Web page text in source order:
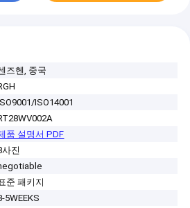
즈헨, 중국
ISO14001
품 설명서 PDF
사진
준 패키지
5WEEKS